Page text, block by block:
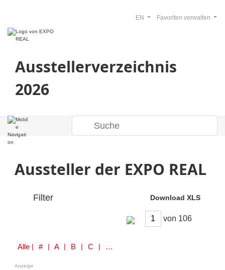
Ausstellerverzeichnis
2026
Favoriten verwalten
EN
Aussteller der EXPO REAL
Filter Download XLS
von
Alle | # | A | B | C | D | E | F | G | H | I | J | K | L | M | N | O | P | Q | R | S | T | U | V | W | Y | Z
Anzeige